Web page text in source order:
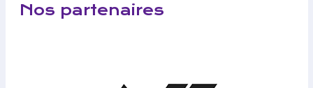
Nos partenaires